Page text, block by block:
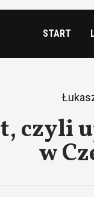
START
czyli
w